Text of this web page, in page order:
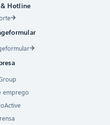
Hotline
emprego